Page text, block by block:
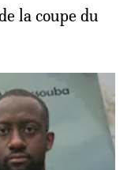
la coupe du